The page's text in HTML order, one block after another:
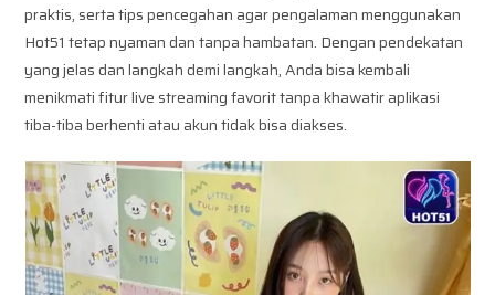
praktis, serta tips pencegahan agar pengalaman menggunakan
Hot51 tetap nyaman dan tanpa hambatan. Dengan pendekatan
yang jelas dan langkah demi langkah, Anda bisa kembali
menikmati fitur live streaming favorit tanpa khawatir aplikasi
tiba-tiba berhenti atau akun tidak bisa diakses.